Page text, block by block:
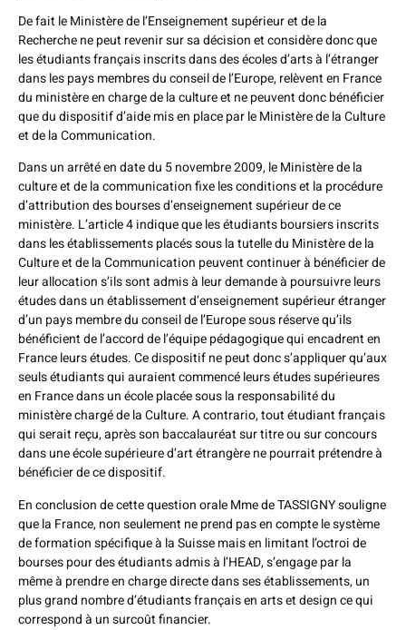
De fait le Ministère de l’Enseignement supérieur et de la
Recherche ne peut revenir sur sa décision et considère donc que
les étudiants français inscrits dans des écoles d’arts à l’étranger
dans les pays membres du conseil de l’Europe, relèvent en France
du ministère en charge de la culture et ne peuvent donc bénéficier
que du dispositif d’aide mis en place par le Ministère de la Culture
et de la Communication.
Dans un arrêté en date du 5 novembre 2009, le Ministère de la
culture et de la communication fixe les conditions et la procédure
d’attribution des bourses d’enseignement supérieur de ce
ministère. L’article 4 indique que les étudiants boursiers inscrits
dans les établissements placés sous la tutelle du Ministère de la
Culture et de la Communication peuvent continuer à bénéficier de
leur allocation s’ils sont admis à leur demande à poursuivre leurs
études dans un établissement d’enseignement supérieur étranger
d’un pays membre du conseil de l’Europe sous réserve qu’ils
bénéficient de l’accord de l’équipe pédagogique qui encadrent en
France leurs études. Ce dispositif ne peut donc s’appliquer qu’aux
seuls étudiants qui auraient commencé leurs études supérieures
en France dans un école placée sous la responsabilité du
ministère chargé de la Culture. A contrario, tout étudiant français
qui serait reçu, après son baccalauréat sur titre ou sur concours
dans une école supérieure d’art étrangère ne pourrait prétendre à
bénéficier de ce dispositif.
En conclusion de cette question orale Mme de TASSIGNY souligne
que la France, non seulement ne prend pas en compte le système
de formation spécifique à la Suisse mais en limitant l’octroi de
bourses pour des étudiants admis à l’HEAD, s’engage par la
même à prendre en charge directe dans ses établissements, un
plus grand nombre d’étudiants français en arts et design ce qui
correspond à un surcoût financier.